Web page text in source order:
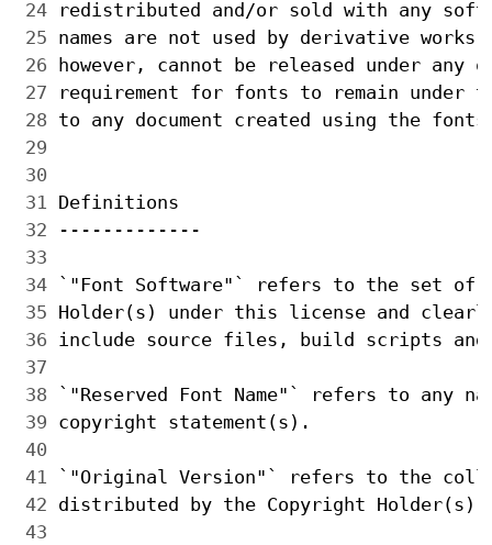
24
25
26
27
28
29
30
31
32
33
34
35
36
37
38
39
40
41
42
43